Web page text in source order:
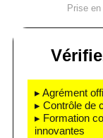
Prise
▸ Agrément
▸ Contrôle de
▸ Formation
innovantes